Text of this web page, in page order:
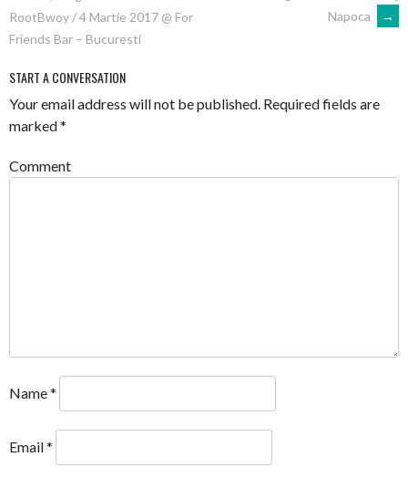
NAVIGATION
RootBwoy / 4 Martie 2017 @ For
Friends Bar – Bucuresti
Napoca
→
START A CONVERSATION
Your email address will not be published. Required fields are
marked*
Comment
Name*
Email*